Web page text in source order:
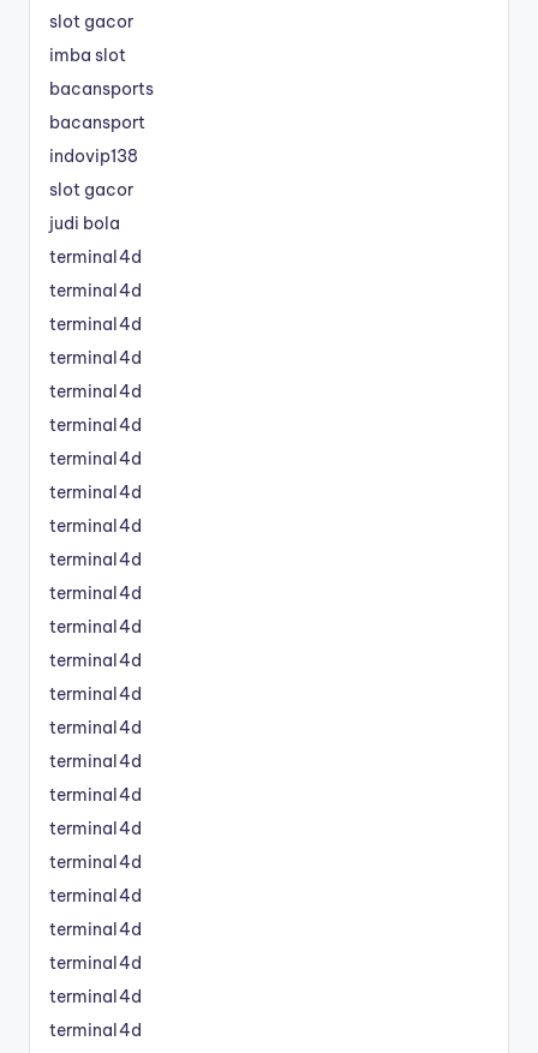
slot gacor
imba slot
bacansports
bacansport
indovip138
slot gacor
judi bola
terminal4d
terminal4d
terminal4d
terminal4d
terminal4d
terminal4d
terminal4d
terminal4d
terminal4d
terminal4d
terminal4d
terminal4d
terminal4d
terminal4d
terminal4d
terminal4d
terminal4d
terminal4d
terminal4d
terminal4d
terminal4d
terminal4d
terminal4d
terminal4d